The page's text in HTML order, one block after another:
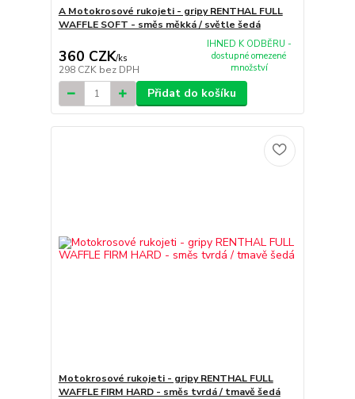
A Motokrosové rukojeti - gripy RENTHAL FULL
WAFFLE SOFT - směs měkká / světle šedá
360 CZK/ks
298 CZK bez DPH
IHNED K ODBĚRU -
dostupné omezené
množství
Přidat do košíku
Motokrosové rukojeti - gripy RENTHAL FULL
WAFFLE FIRM HARD - směs tvrdá / tmavě šedá